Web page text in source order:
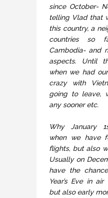
since October-
telling Vlad that
this country, a
countries so
Cambodia- and
aspects. Until
when we had
crazy with
going to leave,
any sooner etc.
Why January
when we have
flights, but also
Usually on
have the
Year’s Eve in
but also early